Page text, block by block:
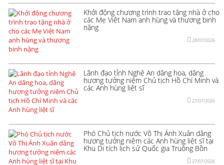
Khởi động chương trình trao tặng nhà ở cho
các Mẹ Việt Nam anh hùng và thương binh
nặng
28/07/2026
Lãnh đạo tỉnh Nghệ An dâng hoa, dâng
hương tưởng niệm Chủ tịch Hồ Chí Minh và
các Anh hùng liệt sĩ
27/07/2026
Phó Chủ tịch nước Võ Thị Ánh Xuân dâng
hương tưởng niệm các Anh hùng liệt sĩ tại
Khu Di tích lịch sử Quốc gia Truông Bồn
27/07/2026